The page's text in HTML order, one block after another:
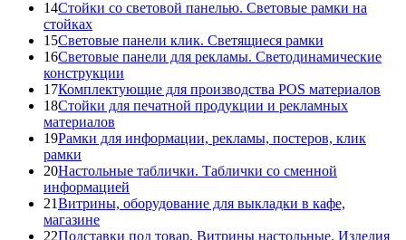
14Стойки со световой панелью. Световые рамки на
стойках
15Световые панели клик. Светящиеся рамки
16Световые панели для рекламы. Светодинамические
конструкции
17Комплектующие для производства POS материалов
18Стойки для печатной продукции и рекламных
материалов
19Рамки для информации, рекламы, постеров, клик
рамки
20Настольные таблички. Таблички со сменной
информацией
21Витрины, оборудование для выкладки в кафе,
магазине
22Подставки под товар. Витрины настольные. Изделия